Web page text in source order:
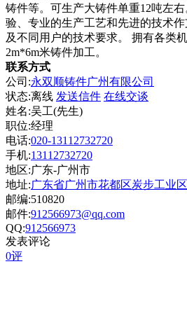
铸件等。可生产大铸件单重12吨左
验、专业的生产工艺和先进的技术
及不同用户的技术要求。 拥有各类
2m*6m米铸件加工。
联系方式
公司:永双顺铸件广州有限公司
状态:离线 发送信件 在线交谈
姓名:吴工(先生)
职位:经理
电话:020-13112732720
手机:13112732720
地区:广东-广州市
地址:广东省广州市花都区炭步工业区
邮编:510820
邮件:912566973@qq.com
QQ:912566973
发表评论
0评